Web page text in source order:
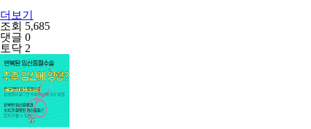
더보기
조회 5,685
댓글 0
토닥 2